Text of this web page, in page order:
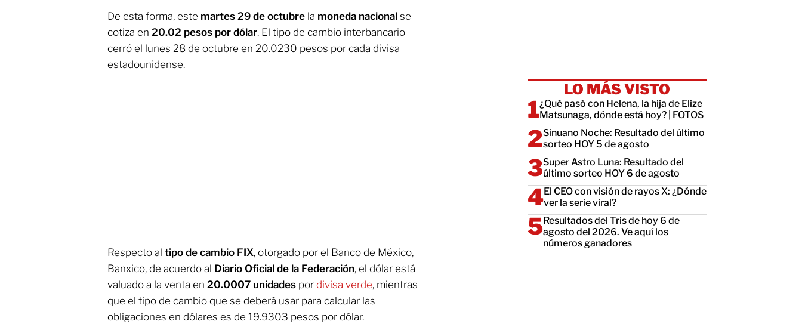
De esta forma, este martes 29 de octubre la moneda nacional se
cotiza en 20.02 pesos por dólar. El tipo de cambio interbancario
cerró el lunes 28 de octubre en 20.0230 pesos por cada divisa
estadounidense.
Respecto al tipo de cambio FIX, otorgado por el Banco de México,
Banxico, de acuerdo al Diario Oficial de la Federación, el dólar está
valuado a la venta en 20.0007 unidades por divisa verde, mientras
que el tipo de cambio que se deberá usar para calcular las
obligaciones en dólares es de 19.9303 pesos por dólar.
LO MÁS VISTO
¿Qué pasó con Helena, la hija de Elize
Matsunaga, dónde está hoy? | FOTOS
Sinuano Noche: Resultado del último
sorteo HOY 5 de agosto
Super Astro Luna: Resultado del
último sorteo HOY 6 de agosto
El CEO con visión de rayos X: ¿Dónde
ver la serie viral?
Resultados del Tris de hoy 6 de
agosto del 2026. Ve aquí los
números ganadores